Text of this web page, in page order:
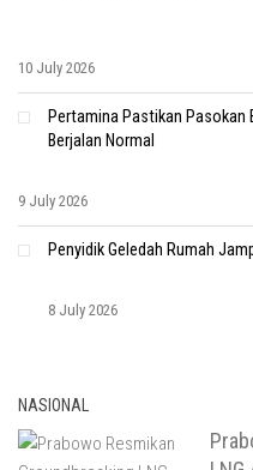
10 July 2026
Pertamina Pastikan Pasokan
Berjalan Normal
9 July 2026
Penyidik Geledah Rumah
8 July 2026
NASIONAL